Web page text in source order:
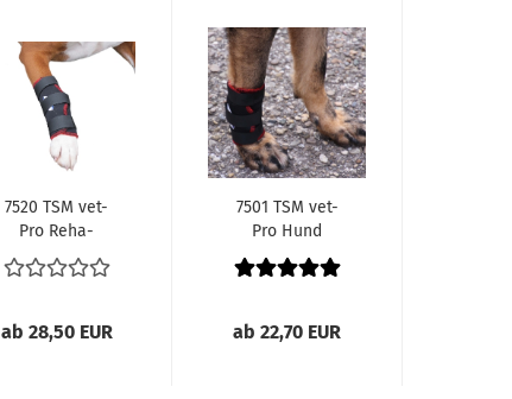
7520 TSM vet-
Pro Reha-
Bandage für
das
ab 28,50 EUR
7501 TSM vet-
Pro Hund
Bandage für
das
ab 22,70 EUR